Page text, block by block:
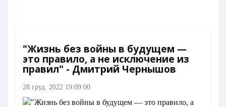
"Жизнь без войны в будущем —
это правило, а не исключение из
правил" - Дмитрий Чернышов
28 груд. 2022 19:09:00